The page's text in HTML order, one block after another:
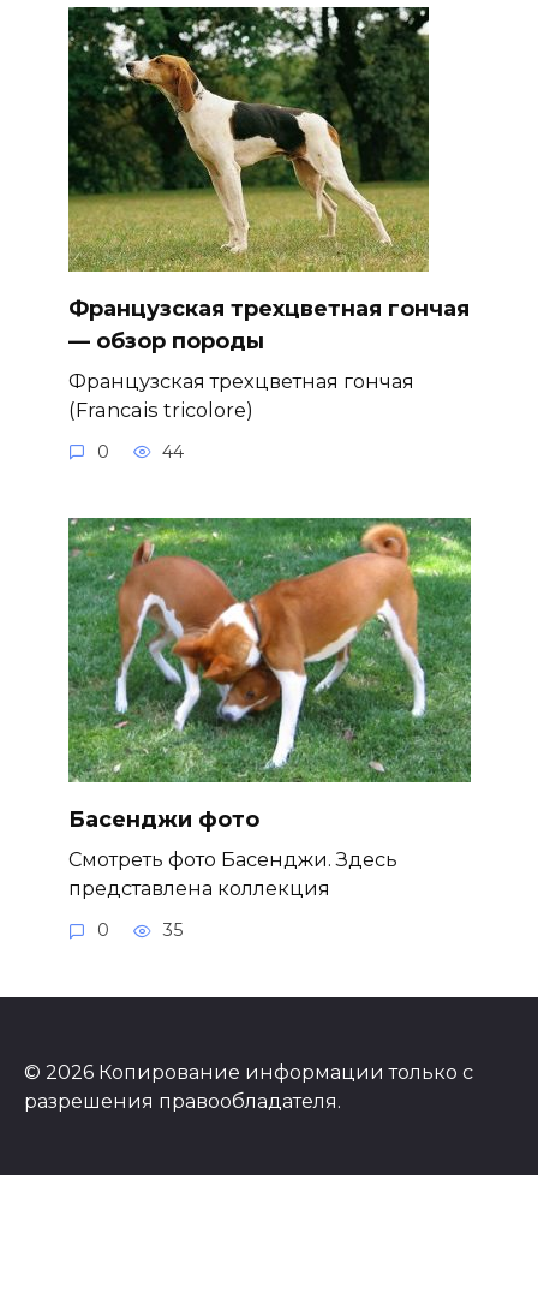
Французская трехцветная гончая
— обзор породы
Французская трехцветная гончая
(Francais tricolore)
0 44
Басенджи фото
Смотреть фото Басенджи. Здесь
представлена коллекция
0 35
© 2026 Копирование информации только с
разрешения правообладателя.